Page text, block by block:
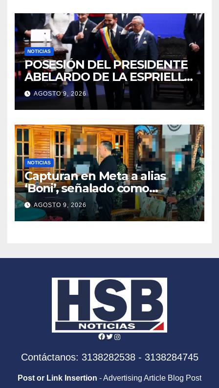
NOTICIAS
POSESIÓN DEL PRESIDENTE
ABELARDO DE LA ESPRIELLA
2026 – 2030
AGOSTO 9, 2026
NOTICIAS
Capturan en Meta a alias
‘Boni’, señalado como
segundo cabecilla de los
Comandos de Frontera
AGOSTO 9, 2026
Facebook
Twitter
Instagram
Contáctanos: 3138282538 - 3138284745
Post or Link Insertion - Advertising Article Blog Post